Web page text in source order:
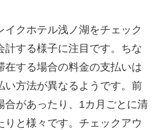
イクホテル浅ノ湖をチェック
計する様子に注目です。ちな
在する場合の料金の支払いは
い方法が異なるようです。前
合があったり、1カ月ごとに清
りと様々です。チェックアウ